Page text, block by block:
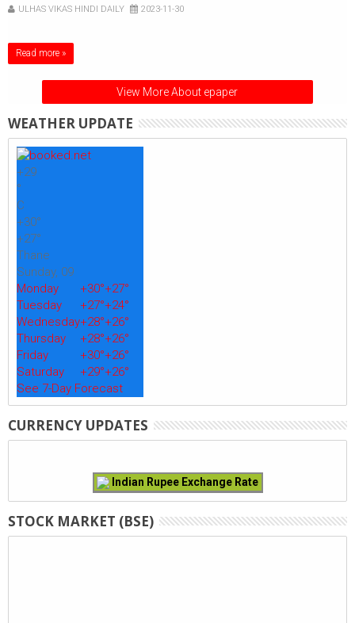
ULHAS VIKAS HINDI DAILY 2023-11-30
Read more »
View More About epaper
WEATHER UPDATE
+29
°
C
+30°
+27°
Thane
Sunday, 09
Monday
+30°+27°
Tuesday
+27°+24°
Wednesday+28°+26°
Thursday
+28°+26°
Friday
+30°+26°
Saturday
+29°+26°
See 7-Day Forecast
CURRENCY UPDATES
Indian Rupee Exchange Rate
STOCK MARKET (BSE)